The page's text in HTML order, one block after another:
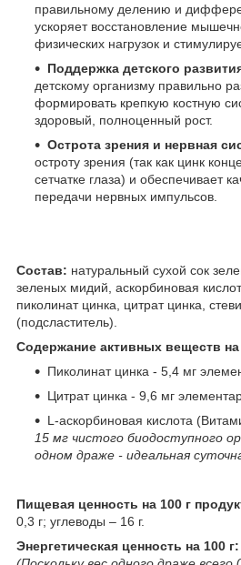
правильному делению и
ускоряет восстановление
физических нагрузок и
Поддержка детского
детскому организму правильно
формировать крепкую костную
здоровый, полноценный рост.
Острота зрения и нервная
остроту зрения (так как цинк
сетчатке глаза) и обеспечивает
передачи нервных импульсов.
Состав: натуральный сухой сок
зеленых мидий, аскорбиновая
пиколинат цинка, цитрат цинка,
(подсластитель).
Содержание активных веществ
Пиколинат цинка - 5,4 мг
Цитрат цинка - 9,6 мг
L-аскорбиновая кислота
15 мг чистого биодоступного
одном драже - идеальная
Пищевая ценность на 100 г
0,3 г; углеводы – 16 г.
Энергетическая ценность на 100 г: